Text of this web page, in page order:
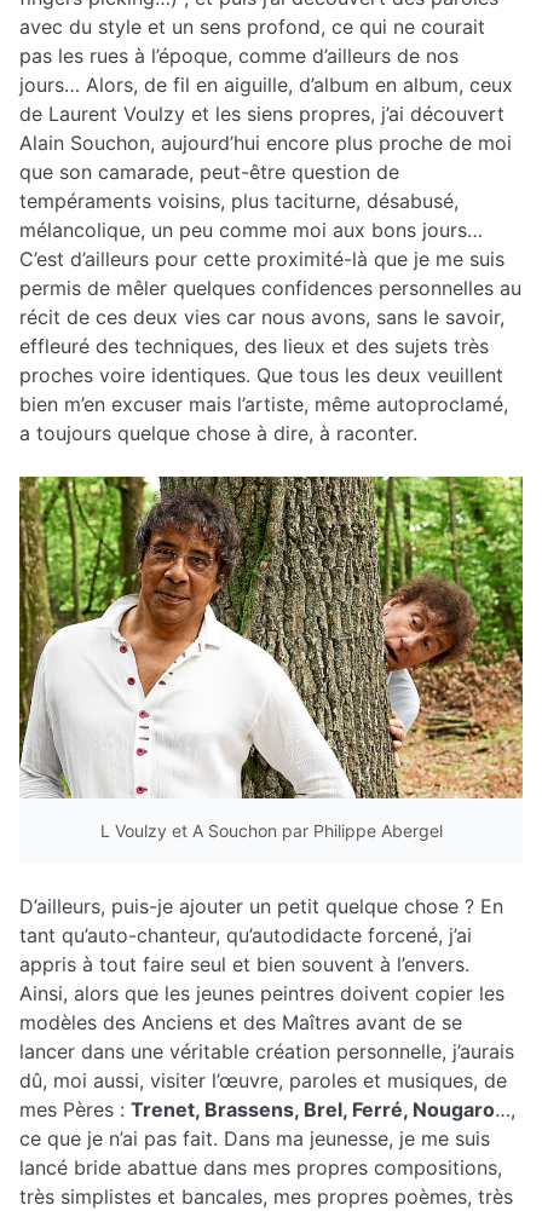
avec du style et un sens profond, ce qui ne courait
pas les rues à l’époque, comme d’ailleurs de nos
jours… Alors, de fil en aiguille, d’album en album, ceux
de Laurent Voulzy et les siens propres, j’ai découvert
Alain Souchon, aujourd’hui encore plus proche de moi
que son camarade, peut-être question de
tempéraments voisins, plus taciturne, désabusé,
mélancolique, un peu comme moi aux bons jours…
C’est d’ailleurs pour cette proximité-là que je me suis
permis de mêler quelques confidences personnelles au
récit de ces deux vies car nous avons, sans le savoir,
effleuré des techniques, des lieux et des sujets très
proches voire identiques. Que tous les deux veuillent
bien m’en excuser mais l’artiste, même autoproclamé,
a toujours quelque chose à dire, à raconter.
L Voulzy et A Souchon par Philippe Abergel
D’ailleurs, puis-je ajouter un petit quelque chose ? En
tant qu’auto-chanteur, qu’autodidacte forcené, j’ai
appris à tout faire seul et bien souvent à l’envers.
Ainsi, alors que les jeunes peintres doivent copier les
modèles des Anciens et des Maîtres avant de se
lancer dans une véritable création personnelle, j’aurais
dû, moi aussi, visiter l’œuvre, paroles et musiques, de
mes Pères : Trenet, Brassens, Brel, Ferré, Nougaro…,
ce que je n’ai pas fait. Dans ma jeunesse, je me suis
lancé bride abattue dans mes propres compositions,
très simplistes et bancales, mes propres poèmes, très